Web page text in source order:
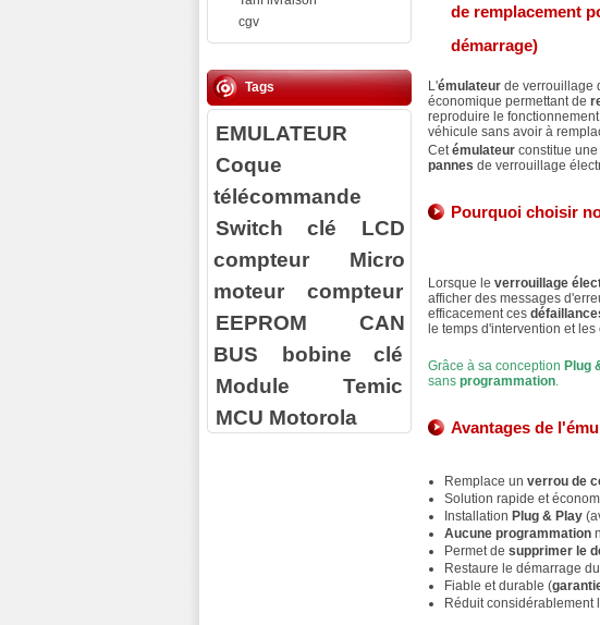
cgv
Tags
EMULATEUR
Coque
télécommande
Switch clé
LCD
compteur
Micro
moteur compteur
EEPROM
CAN
BUS
bobine clé
Module Temic
MCU Motorola
de remplacement
démarrage)
L'émulateur de verrouillage
économique permettant de
reproduire le
véhicule sans avoir à
Cetémulateur constitue une
pannes de verrouillage
Pourquoi choisir
Lorsque le verrouillage
afficher des messages
efficacement ces
le temps d'intervention et les
Grâce à sa conception Plug
sans programmation.
Avantages de
Remplace un verrou de
Solution rapide et
Installation Plug & Play
Aucune programmation
Permet de supprimer le
Restaure le démarrage
Fiable et durable (
Réduit considérablement